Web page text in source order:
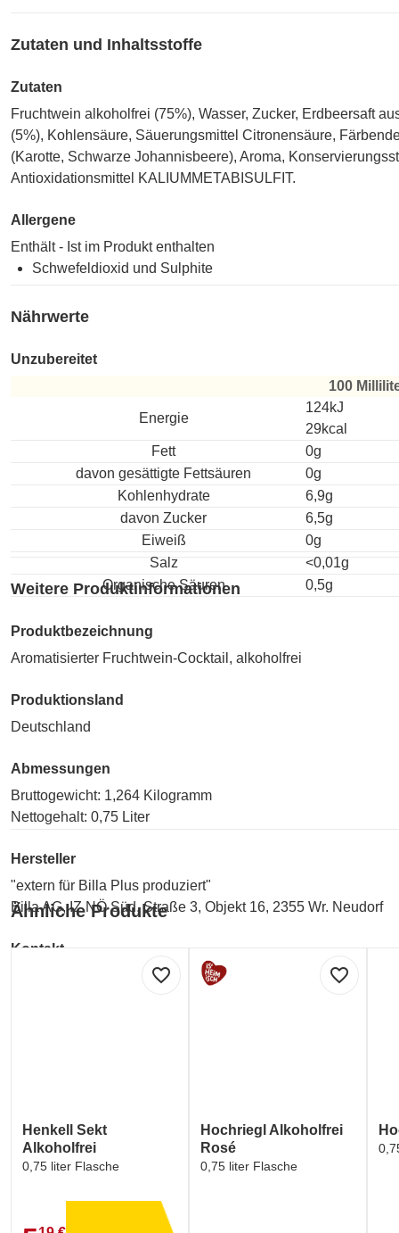
Zutaten und Inhaltsstoffe
Zutaten
Fruchtwein alkoholfrei (75%), Wasser, Zucker, Erdbeersaft
(5%), Kohlensäure, Säuerungsmittel Citronensäure,
(Karotte, Schwarze Johannisbeere), Aroma,
Antioxidationsmittel KALIUMMETABISULFIT.
Allergene
Enthält - Ist im Produkt enthalten
Schwefeldioxid und Sulphite
Nährwerte
Unzubereitet
100
Energie
124kJ
29kcal
Fett
0g
davon gesättigte Fettsäuren
0g
Kohlenhydrate
6,9g
davon Zucker
6,5g
Eiweiß
0g
Salz
<0,01g
Organische Säuren
0,5g
Weitere Produktinformationen
Produktbezeichnung
Aromatisierter Fruchtwein-Cocktail, alkoholfrei
Produktionsland
Deutschland
Abmessungen
Bruttogewicht: 1,264 Kilogramm
Nettogehalt: 0,75 Liter
Hersteller
"extern für Billa Plus produziert"
Billa AG, IZ NÖ Süd, Straße 3, Objekt 16, 2355 Wr. Neudorf
Kontakt
"extern für Billa Plus produziert"
Ähnliche Produkte
favorite_border
Henkell Sekt
Alkoholfrei
0,75 liter Flasche
favorite_border
Hochriegl Alkoholfrei
Rosé
0,75 liter Flasche